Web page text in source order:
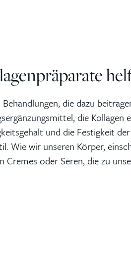
Behandlungen, die dazu
die
und die Festigkeit
Wie wir unseren Körper,
Cremes oder Seren, die zu